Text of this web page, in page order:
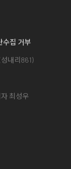
수집 거부
내리861)
최성우